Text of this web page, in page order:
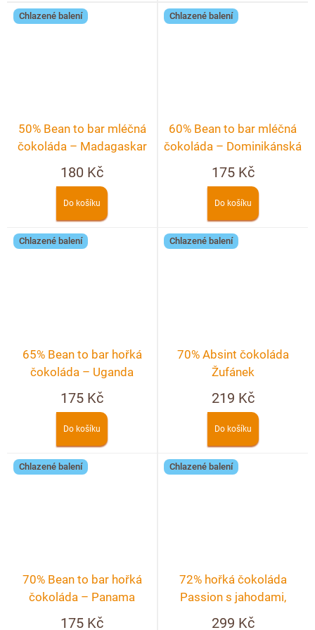
Chlazené balení
50% Bean to bar mléčná
čokoláda – Madagaskar
s levandulí
180 Kč
Do košíku
Chlazené balení
60% Bean to bar mléčná
čokoláda – Dominikánská
republika
175 Kč
Do košíku
Chlazené balení
65% Bean to bar hořká
čokoláda – Uganda
175 Kč
Do košíku
Chlazené balení
70% Absint čokoláda
Žufánek
219 Kč
Do košíku
Chlazené balení
70% Bean to bar hořká
čokoláda – Panama
175 Kč
Chlazené balení
72% hořká čokoláda
Passion s jahodami,
malinami a fialkou
299 Kč